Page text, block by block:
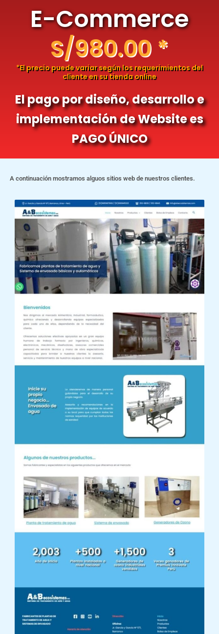
E-Commerce
S/980.00 *
*El precio puede variar según los requerimientos del
cliente en su tienda online
El pago por diseño, desarrollo e
implementación de Website es
PAGO ÚNICO
A continuación mostramos alguos sitios web de nuestros clientes.